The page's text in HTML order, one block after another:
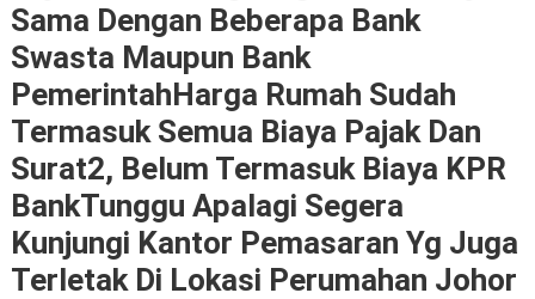
Sama Dengan Beberapa Bank
Swasta Maupun Bank
PemerintahHarga Rumah Sudah
Termasuk Semua Biaya Pajak Dan
Surat2, Belum Termasuk Biaya KPR
BankTunggu Apalagi Segera
Kunjungi Kantor Pemasaran Yg Juga
Terletak Di Lokasi Perumahan Johor